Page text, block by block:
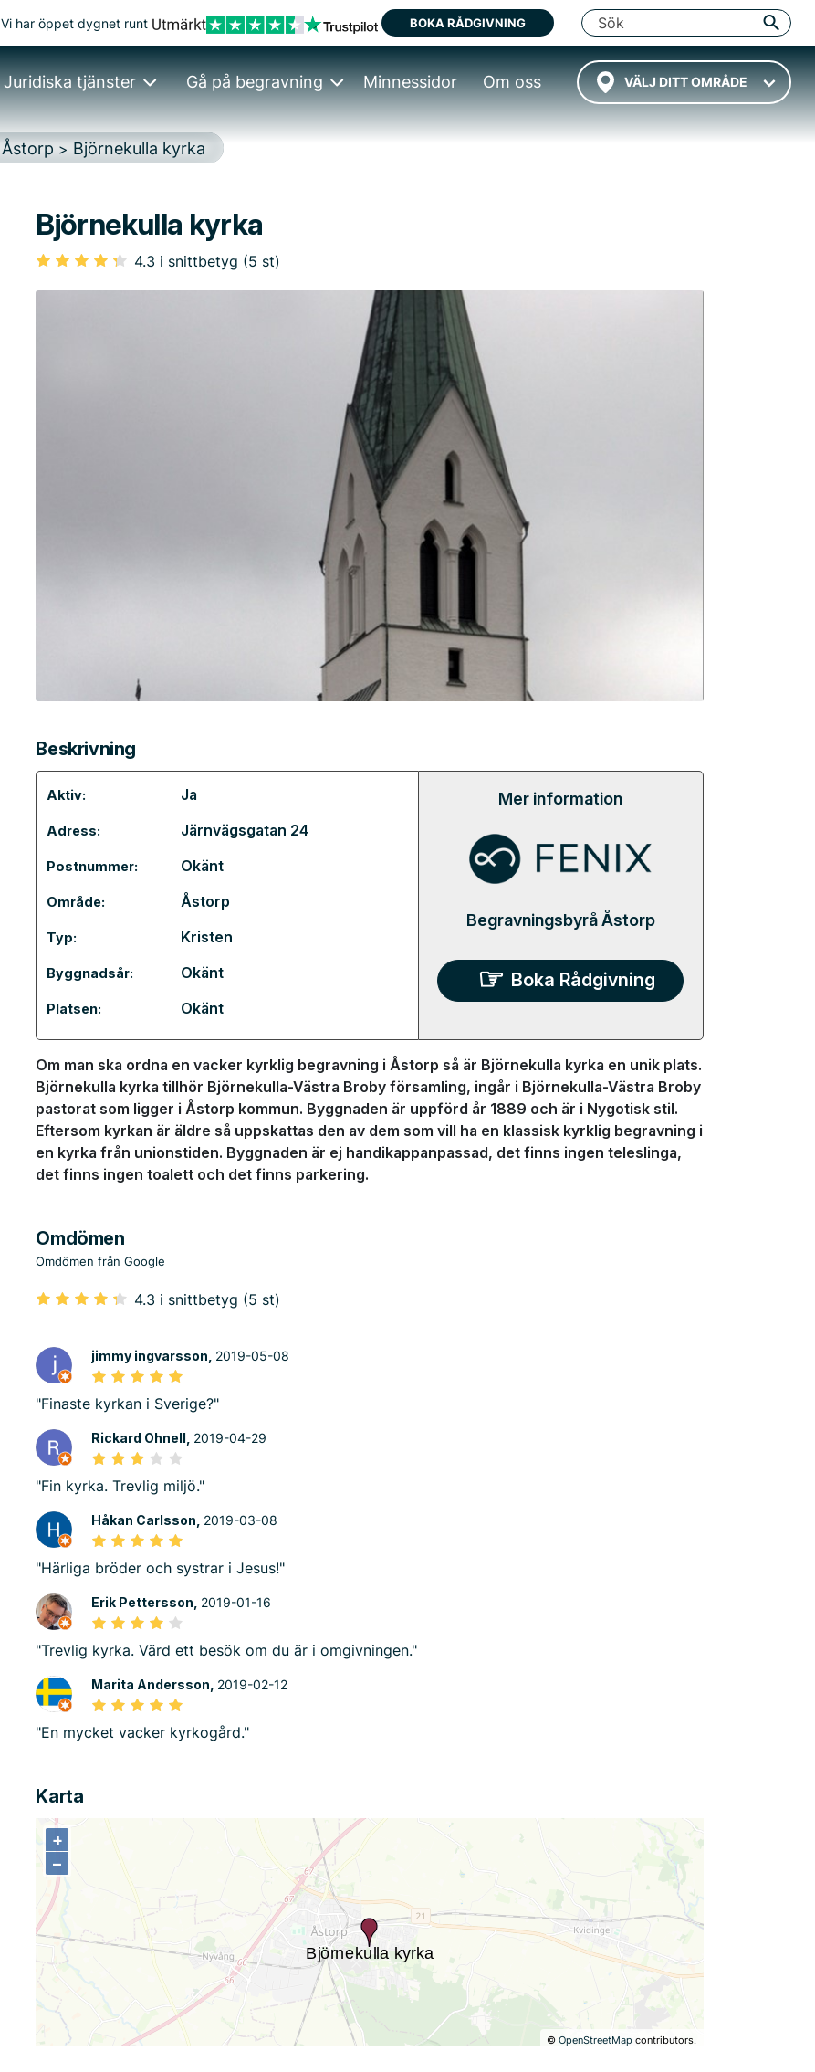
Vi har öppet dygnet runt BOKA RÅDGIVNING
VÄLJ DITT OMRÅDE
Juridiska tjänster Gå på begravning Minnessidor Om oss
Åstorp > Björnekulla kyrka
Björnekulla kyrka
4.3 i snittbetyg (5 st)
Beskrivning
Aktiv: Ja
Adress: Järnvägsgatan 24
Postnummer: Okänt
Område: Åstorp
Typ: Kristen
Byggnadsår: Okänt
Platsen: Okänt
Mer information
Begravningsbyrå Åstorp
Boka Rådgivning
Om man ska ordna en vacker kyrklig begravning i Åstorp så är Björnekulla kyrka en unik plats.
Björnekulla kyrka tillhör Björnekulla-Västra Broby församling, ingår i Björnekulla-Västra Broby
pastorat som ligger i Åstorp kommun. Byggnaden är uppförd år 1889 och är i Nygotisk stil.
Eftersom kyrkan är äldre så uppskattas den av dem som vill ha en klassisk kyrklig begravning i
en kyrka från unionstiden. Byggnaden är ej handikappanpassad, det finns ingen teleslinga,
det finns ingen toalett och det finns parkering.
Omdömen
Omdömen från Google
4.3 i snittbetyg (5 st)
jimmy ingvarsson, 2019-05-08
"Finaste kyrkan i Sverige?"
Rickard Ohnell, 2019-04-29
"Fin kyrka. Trevlig miljö."
Håkan Carlsson, 2019-03-08
"Härliga bröder och systrar i Jesus!"
Erik Pettersson, 2019-01-16
"Trevlig kyrka. Värd ett besök om du är i omgivningen."
Marita Andersson, 2019-02-12
"En mycket vacker kyrkogård."
Karta
+
−
©OpenStreetMap contributors.
+
−